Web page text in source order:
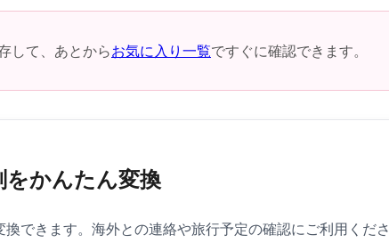
して、あとからお気に入り一覧ですぐに確認できます。
かんたん変換
できます。海外との連絡や旅行予定の確認にご利用くださ